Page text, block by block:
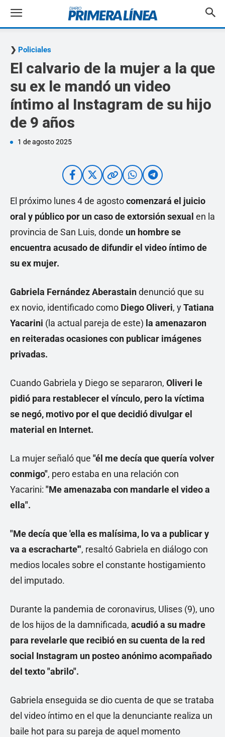
Policiales
El calvario de la mujer a la que
su ex le mandó un video
íntimo al Instagram de su hijo
de 9 años
1 de agosto 2025
El próximo lunes 4 de agostocomenzará el juicio
oral y público por un caso de extorsión sexual en la
provincia de San Luis, donde un hombre se
encuentra acusado de difundir el video íntimo de
su ex mujer.
Gabriela Fernández Aberastaindenunció que su
ex novio, identificado como Diego Oliveri, yTatiana
Yacarini (la actual pareja de este) la amenazaron
en reiteradas ocasiones con publicar imágenes
privadas.
Cuando Gabriela y Diego se separaron, Oliveri le
pidió para restablecer el vínculo, pero la víctima
se negó, motivo por el que decidió divulgar el
material en Internet.
La mujer señaló que "él me decía que quería volver
conmigo", pero estaba en una relación con
Yacarini: "Me amenazaba con mandarle el video a
ella".
"Me decía que 'ella es malísima, lo va a publicar y
va a escracharte'", resaltó Gabriela en diálogo con
medios locales sobre el constante hostigamiento
del imputado.
Durante la pandemia de coronavirus, Ulises (9), uno
de los hijos de la damnificada, acudió a su madre
para revelarle que recibió en su cuenta de la red
social Instagram un posteo anónimo acompañado
del texto "abrilo".
Gabriela enseguida se dio cuenta de que se trataba
del video íntimo en el que la denunciante realiza un
baile hot para su pareja de aquel momento